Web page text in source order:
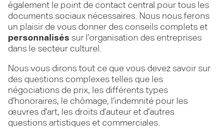
également le point de contact central pour tous les
documents sociaux nécessaires. Nous nous ferons
un plaisir de vous donner des conseils complets et
personnalisés sur l’organisation des entreprises
dans le secteur culturel.
Nous vous dirons tout ce que vous devez savoir sur
des questions complexes telles que les
négociations de prix, les différents types
d’honoraires, le chômage, l’indemnité pour les
œuvres d’art, les droits d’auteur et d’autres
questions artistiques et commerciales.